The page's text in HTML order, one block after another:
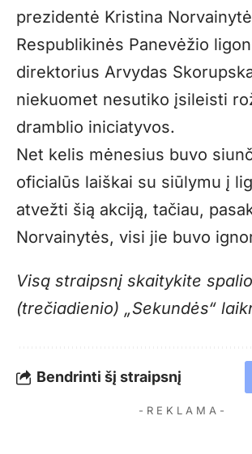
prezidentė Kristina
Respublikinės Panevėžio
direktorius Arvydas
niekuomet nesutiko įsileisti
dramblio iniciatyvos.
Net kelis mėnesius buvo
oficialūs laiškai su siūlymu į
atvežti šią akciją, tačiau,
Norvainytės, visi jie buvo
Visą straipsnį skaitykite
(trečiadienio) „Sekundės“
Bendrinti šį straipsnį
- R E K L A M A -